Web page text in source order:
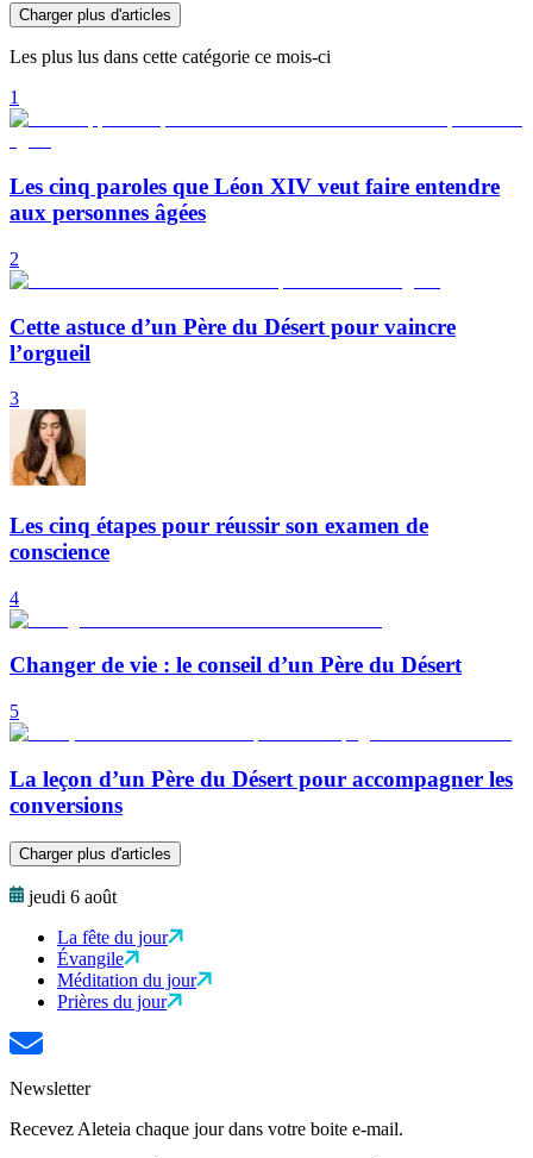
Charger plus d'articles
Les plus lus dans cette catégorie ce mois-ci
1
Les cinq paroles que Léon XIV veut faire entendre
aux personnes âgées
2
Cette astuce d’un Père du Désert pour vaincre
l’orgueil
3
Les cinq étapes pour réussir son examen de
conscience
4
Changer de vie : le conseil d’un Père du Désert
5
La leçon d’un Père du Désert pour accompagner les
conversions
Charger plus d'articles
jeudi 6 août
La fête du jour
Évangile
Méditation du jour
Prières du jour
Newsletter
Recevez Aleteia chaque jour dans votre boite e-mail.